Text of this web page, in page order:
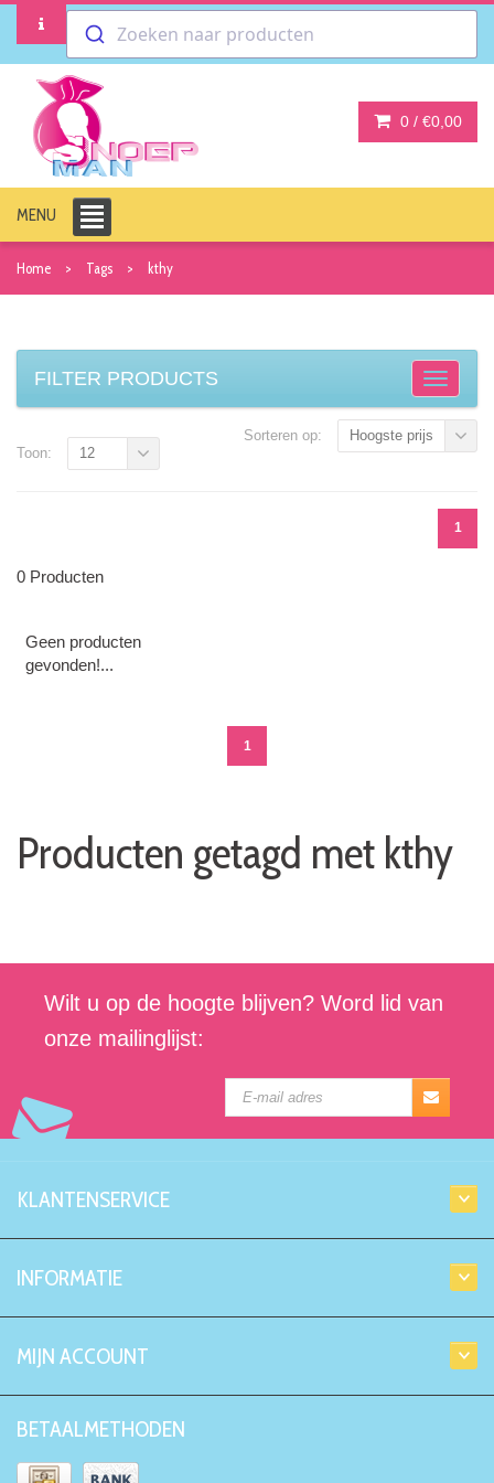
Zoeken naar producten
0 / €0,00
MENU
Home Tags kthy
FILTER PRODUCTS
Sorteren op: Hoogste prijs
1
Toon: 12
0 Producten
Geen producten
gevonden!...
1
Producten getagd met kthy
Wilt u op de hoogte blijven? Word lid van
onze mailinglijst:
KLANTENSERVICE
INFORMATIE
MIJN ACCOUNT
BETAALMETHODEN